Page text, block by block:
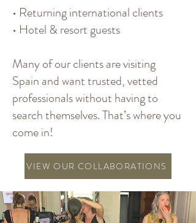
• Returning international clients
• Hotel & resort guests
Many of our clients are visiting
Spain and want trusted, vetted
professionals without having to
search themselves. That’s where you
come in!
VIEW OUR COLLABORATIONS